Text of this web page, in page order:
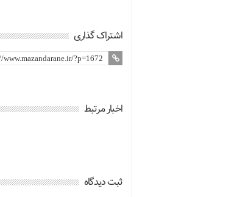
اشتراک گذاری
اخبار مرتبط
ثبت دیدگاه